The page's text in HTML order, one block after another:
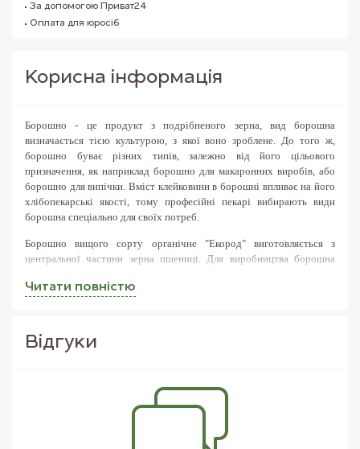
За допомогою Приват24
Оплата для юросіб
Корисна iнформацiя
Читати повнiстю
Борошно - це продукт з подрібненого зерна,
вид борошна
визначається тією культурою, з якої воно зроблене. До того ж,
борошно буває різних типів, залежно від його цільового
призначення, як наприклад борошно для макаронних виробів, або
борошно для випічки. Вміст клейковини в борошні впливає на його
хлібопекарські якості, тому професійні пекарі вибирають види
борошна спеціально для своїх потреб.
Борошно вищого сорту органічне "Екород" виготовляється з
центральної частини зерна пшениці. Для виробництва борошна
м'яке зерно ідеально підходить для розмелювання.
цілей, його застосування в кулінарії різноманітно
хліба і закінчуючи варениками і пельменями.
лише оформити замовлення на сайті інтернет-магазину FreshMart.
Вiдгуки